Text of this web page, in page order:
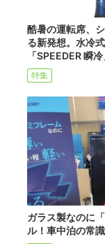
酷暑の運転席、
る新発想。水冷
「SPEEDER 瞬
特集
ガラス製なのに
ル！車中泊の常